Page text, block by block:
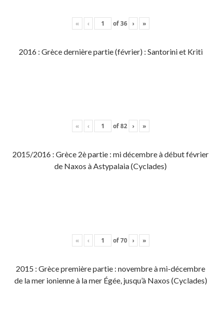
« ‹ of36 › »
2016 : Grèce dernière partie (février) : Santorini et Kriti
« ‹ of82 › »
2015/2016 : Grèce 2è partie : mi décembre à début février
de Naxos à Astypalaia (Cyclades)
« ‹ of70 › »
2015 : Grèce première partie : novembre à mi-décembre
de la mer ionienne à la mer Égée, jusqu’à Naxos (Cyclades)